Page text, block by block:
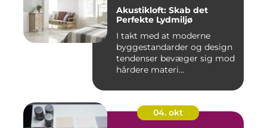
Akustikloft: Skab det
Perfekte Lydmiljø
I takt med at moderne
byggestandarder og design
tendenser bevæger sig mod
hårdere materi...
04. okt